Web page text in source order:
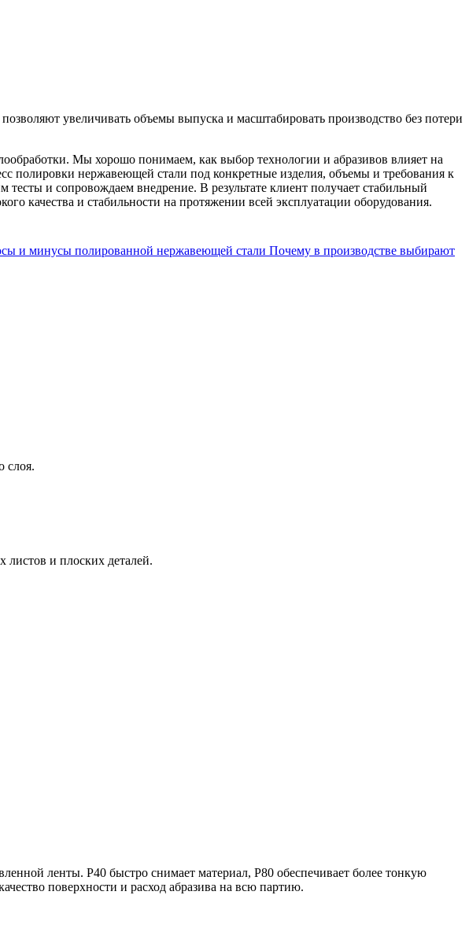
увеличивать объемы выпуска и масштабировать производство без потери
Мы хорошо понимаем, как выбор технологии и абразивов влияет на
полировки нержавеющей стали под конкретные изделия, объемы и требования к
и сопровождаем внедрение. В результате клиент получает стабильный
качества и стабильности на протяжении всей эксплуатации оборудования.
и минусы полированной нержавеющей стали Почему в производстве выбирают
слоя.
листов и плоских деталей.
ленты. P40 быстро снимает материал, P80 обеспечивает более тонкую
поверхности и расход абразива на всю партию.